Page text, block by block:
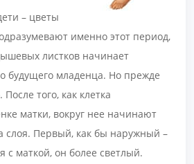
– цветы
именно этот период,
листков начинает
будущего младенца. Но прежде
того, как клетка
матки, вокруг нее начинают
слоя. Первый, как бы наружный –
с маткой, он более светлый.